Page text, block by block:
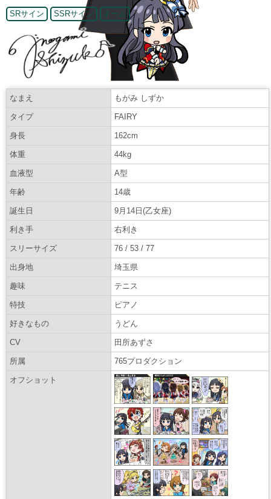
SRサイン SSRサイン ネーム
なまえ もがみ しずか
タイプ FAIRY
身長 162cm
体重 44kg
血液型 A型
年齢 14歳
誕生日 9月14日(乙女座)
利き手 右利き
スリーサイズ 76 / 53 / 77
出身地 埼玉県
趣味 テニス
特技 ピアノ
好きなもの うどん
CV 田所あずさ
所属 765プロダクション
オフショット